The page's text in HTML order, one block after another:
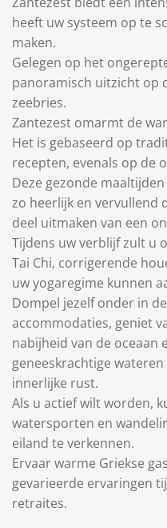
heeft uw systeem op te
maken.
Gelegen op het
panoramisch uitzicht op
zeebries.
Zantezest omarmt de
Het is gebaseerd op
recepten, evenals op de
Deze gezonde
zo heerlijk en vervullend
deel uitmaken van een
Tijdens uw verblijf zult u
Tai Chi, corrigerende
uw yogaregime kunnen
Dompel jezelf onder in
accommodaties, geniet
nabijheid van de oceaan
geneeskrachtige
innerlijke rust.
Als u actief wilt worden,
watersporten en
eiland te verkennen.
Ervaar warme Griekse
gevarieerde ervaringen
retraites.